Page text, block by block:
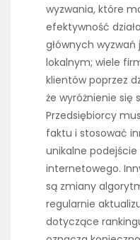
wyzwania, które
efektywność
głównych
lokalnym; wiele
klientów poprzez
że wyróżnienie się
Przedsiębiorcy
faktu i stosować
unikalne
internetowego.
są zmiany
regularnie
dotyczące